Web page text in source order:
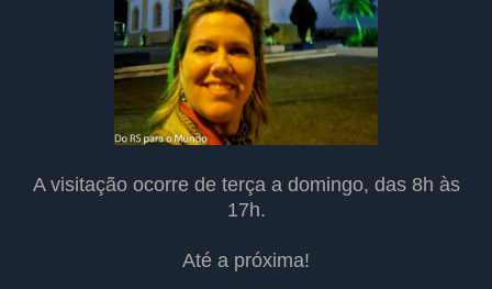
A visitação ocorre de terça a domingo, das 8h às
17h.
Até a próxima!